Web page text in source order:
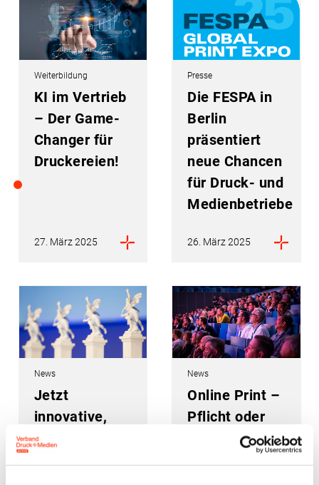
Weiterbildung
KI im Vertrieb
– Der Game-
Changer für
Druckereien!
27. März 2025
Presse
Die FESPA in
Berlin
präsentiert
neue Chancen
für Druck- und
Medienbetriebe
26. März 2025
News
Jetzt
innovative,
herausragende
News
Online Print –
Pflicht oder